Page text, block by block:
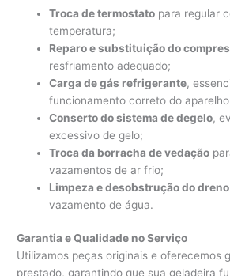
Troca de termostato para regular
temperatura;
Reparo e substituição do
resfriamento adequado;
Carga de gás refrigerante,
funcionamento correto do
Conserto do sistema de degelo,
excessivo de gelo;
Troca da borracha de vedação
vazamentos de ar frio;
Limpeza e desobstrução do dreno
vazamento de água.
Garantia e Qualidade no Serviço
Utilizamos peças originais e oferecemos
prestado, garantindo que sua geladeira